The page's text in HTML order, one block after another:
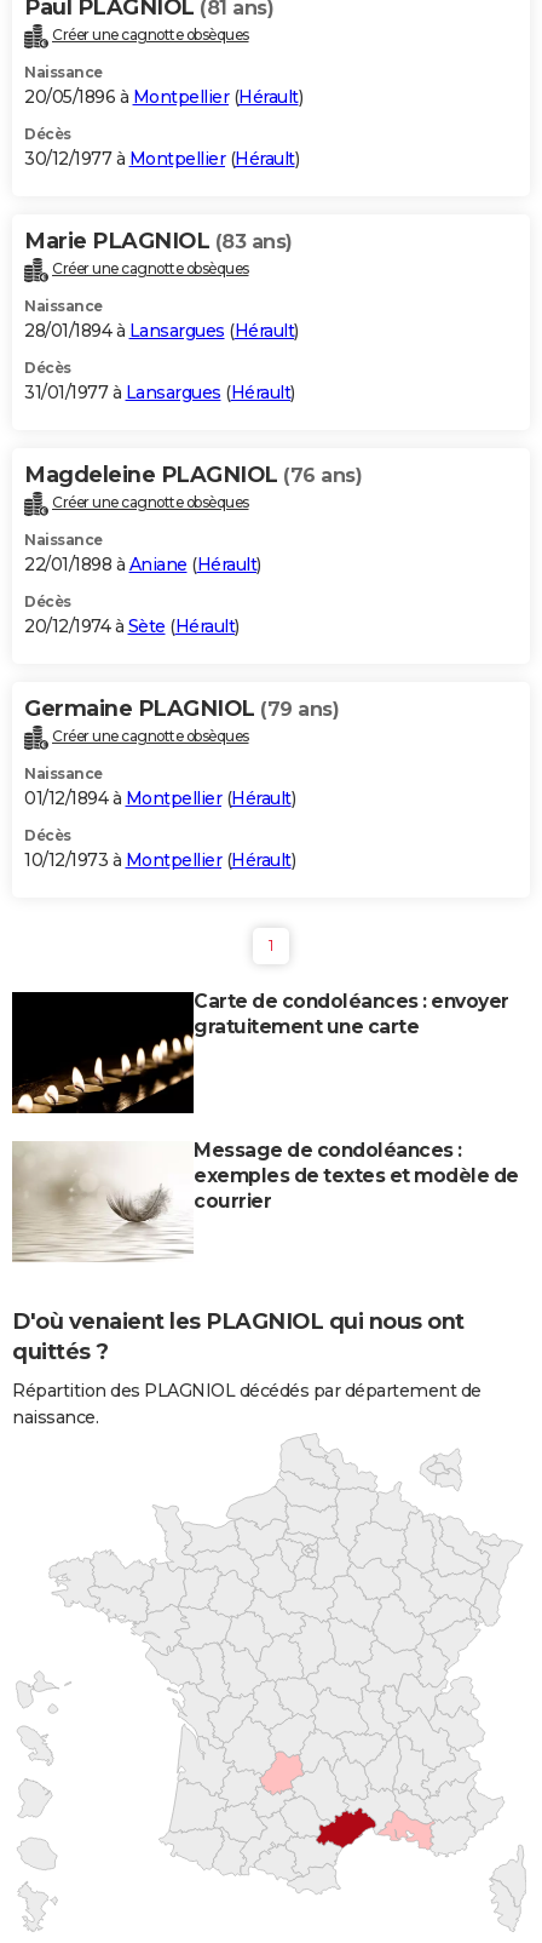
Paul PLAGNIOL (81 ans)
Créer une cagnotte obsèques
Naissance
20/05/1896 à Montpellier(Hérault)
Décès
30/12/1977 à Montpellier(Hérault)
Marie PLAGNIOL (83 ans)
Créer une cagnotte obsèques
Naissance
28/01/1894 à Lansargues (Hérault)
Décès
31/01/1977 à Lansargues (Hérault)
Magdeleine PLAGNIOL (76 ans)
Créer une cagnotte obsèques
Naissance
22/01/1898 à Aniane (Hérault)
Décès
20/12/1974 à Sète (Hérault)
Germaine PLAGNIOL (79 ans)
Créer une cagnotte obsèques
Naissance
01/12/1894 à Montpellier(Hérault)
Décès
10/12/1973 à Montpellier(Hérault)
1
Carte de condoléances : envoyer
gratuitement une carte
Message de condoléances :
exemples de textes et modèle de
courrier
D'où venaient les PLAGNIOL qui nous ont
quittés ?
Répartition des PLAGNIOL décédés par département de
naissance.